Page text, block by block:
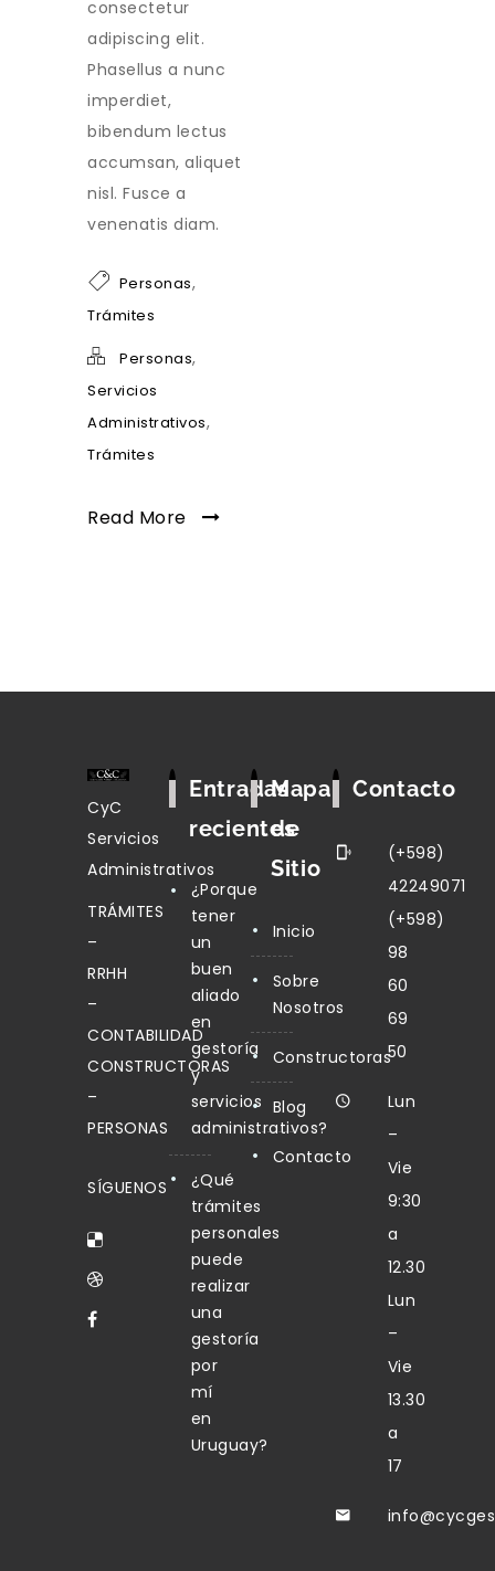
consectetur
adipiscing elit.
Phasellus a nunc
imperdiet,
bibendum lectus
accumsan, aliquet
nisl. Fusce a
venenatis diam.
Personas,
Trámites
Personas,
Servicios
Administrativos,
Trámites
Read More
CyC
Servicios
Administrativos
TRÁMITES
–
RRHH
–
CONTABILIDAD
CONSTRUCTORAS
–
PERSONAS
SÍGUENOS
Entradas
recientes
¿Porque
tener
un
buen
aliado
en
gestoría
y
servicios
administrativos?
¿Qué
trámites
personales
puede
realizar
una
gestoría
por
mí
en
Uruguay?
Mapa
de
Sitio
Inicio
Sobre
Nosotros
Constructoras
Blog
Contacto
Contacto
(+598)
42249071
(+598)
98
60
69
50
Lun
–
Vie
9:30
a
12.30
Lun
–
Vie
13.30
a
17